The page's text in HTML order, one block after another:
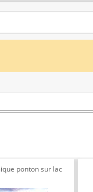
ponton sur lac